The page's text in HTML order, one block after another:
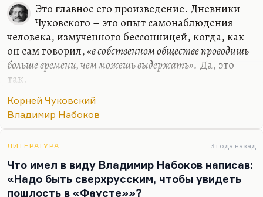
Это главное его произведение. Дневники
Чуковского – это опыт самонаблюдения
человека, измученного бессонницей, когда, как
он сам говорил,«в собственном обществе проводишь
больше времени, чем можешь выдержать». Да, это
так.
Чуковский – «белый волк», как называл его
Шварц; причудливое, прекрасное, озлобленное
антропологического разлома. Чуковский – это
интеллигенция в первом поколении. Причем это
человек, который от поколения своих предков, от
людей физического труда и довольно мрачного
Корней Чуковский
Владимир Набоков
ЛИТЕРАТУРА 3 года назад
Что имел в виду Владимир Набоков написав:
«Надо быть сверхрусским, чтобы увидеть
пошлость в «Фаусте»»?